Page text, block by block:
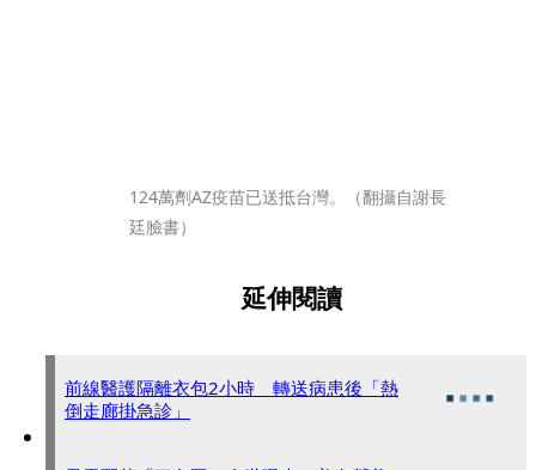
124萬劑AZ疫苗已送抵台灣。（翻攝自謝長
廷臉書）
延伸閱讀
前線醫護隔離衣包2小時 轉送病患後「熱
倒走廊掛急診」